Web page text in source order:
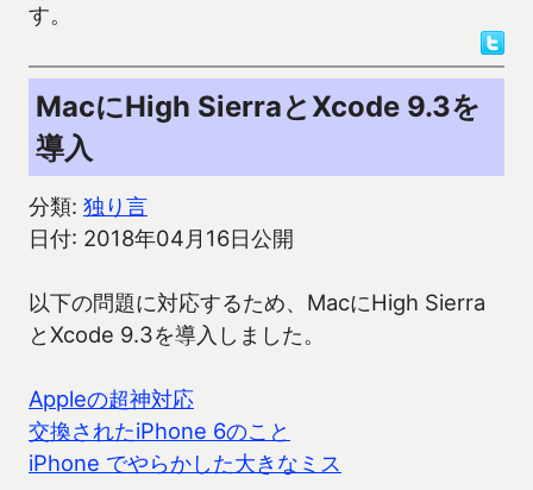
す。
MacにHigh SierraとXcode 9.3を
導入
分類: 独り言
日付: 2018年04月16日公開
以下の問題に対応するため、MacにHigh Sierra
とXcode 9.3を導入しました。
Appleの超神対応
交換されたiPhone 6のこと
iPhone でやらかした大きなミス